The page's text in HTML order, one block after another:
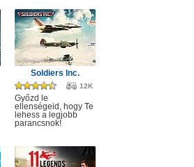
Soldiers Inc.
12K
Győzd le
ellenségeid, hogy Te
lehess a legjobb
parancsnok!